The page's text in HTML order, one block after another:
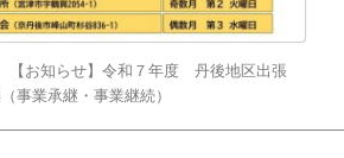
【お知らせ】令和７年度 丹後地区出張
事業承継・事業継続）